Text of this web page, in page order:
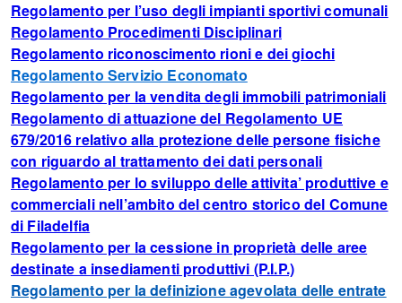
Regolamento per l’uso degli impianti sportivi comunali
Regolamento Procedimenti Disciplinari
Regolamento riconoscimento rioni e dei giochi
Regolamento Servizio Economato
Regolamento per la vendita degli immobili patrimoniali
Regolamento di attuazione del Regolamento UE
679/2016 relativo alla protezione delle persone fisiche
con riguardo al trattamento dei dati personali
Regolamento per lo sviluppo delle attivita’ produttive e
commerciali nell’ambito del centro storico del Comune
di Filadelfia
Regolamento per la cessione in proprietà delle aree
destinate a insediamenti produttivi (P.I.P.)
Regolamento per la definizione agevolata delle entrate